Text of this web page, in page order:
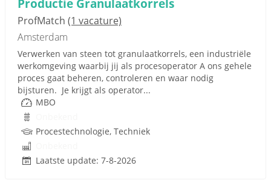
Productie Granulaatkorrels
ProfMatch (1 vacature)
Amsterdam
Verwerken van steen tot granulaatkorrels, een industriële
werkomgeving waarbij jij als procesoperator A ons gehele
proces gaat beheren, controleren en waar nodig
bijsturen. Je krijgt als operator...
MBO
Procestechnologie, Techniek
Laatste update: 7-8-2026